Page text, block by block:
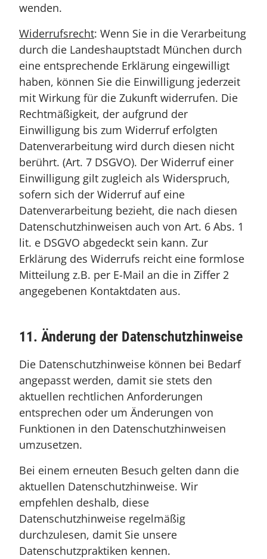
wenden.
Widerrufsrecht: Wenn Sie in die Verarbeitung
durch die Landeshauptstadt München durch
eine entsprechende Erklärung eingewilligt
haben, können Sie die Einwilligung jederzeit
mit Wirkung für die Zukunft widerrufen. Die
Rechtmäßigkeit, der aufgrund der
Einwilligung bis zum Widerruf erfolgten
Datenverarbeitung wird durch diesen nicht
berührt. (Art. 7 DSGVO). Der Widerruf einer
Einwilligung gilt zugleich als Widerspruch,
sofern sich der Widerruf auf eine
Datenverarbeitung bezieht, die nach diesen
Datenschutzhinweisen auch von Art. 6 Abs. 1
lit. e DSGVO abgedeckt sein kann. Zur
Erklärung des Widerrufs reicht eine formlose
Mitteilung z.B. per E-Mail an die in Ziffer 2
angegebenen Kontaktdaten aus.
11. Änderung der Datenschutzhinweise
Die Datenschutzhinweise können bei Bedarf
angepasst werden, damit sie stets den
aktuellen rechtlichen Anforderungen
entsprechen oder um Änderungen von
Funktionen in den Datenschutzhinweisen
umzusetzen.
Bei einem erneuten Besuch gelten dann die
aktuellen Datenschutzhinweise. Wir
empfehlen deshalb, diese
Datenschutzhinweise regelmäßig
durchzulesen, damit Sie unsere
Datenschutzpraktiken kennen.